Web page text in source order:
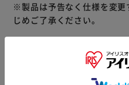
※製品は予告なく仕様を変更
じめご了承ください。
※当商品はお取り寄せ品の為
までお時間を頂く場合がご